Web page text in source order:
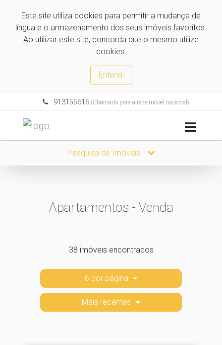
Este site utiliza cookies para permitir a mudança de
língua e o armazenamento dos seus imóveis favoritos.
Ao utilizar este site, concorda que o mesmo utilize
cookies.
Entendi
913155616 (Chamada para a rede móvel nacional)
Pesquisa de Imóveis
Apartamentos - Venda
38 imóveis encontrados
6 por página
Mais recentes